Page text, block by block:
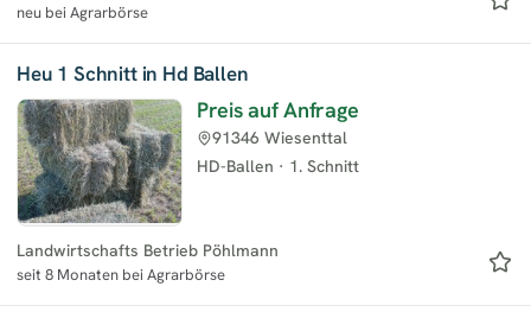
neu bei Agrarbörse
Heu 1 Schnitt in Hd Ballen
Preis auf Anfrage
HD-Ballen · 1. Schnitt
91346 Wiesenttal
Landwirtschafts Betrieb Pöhlmann
seit 8 Monaten bei Agrarbörse